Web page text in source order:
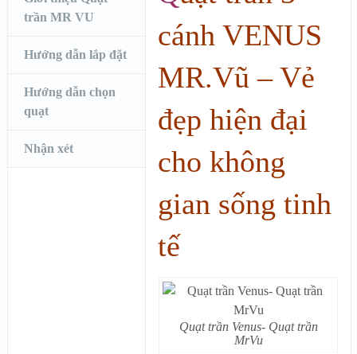
trần MR VU
Hướng dẫn lắp đặt
Hướng dẫn chọn
quạt
Nhận xét
cánh VENUS
MR.Vũ – Vẻ
đẹp hiện đại
cho không
gian sống tinh
tế
Quạt trần Venus- Quạt trần
MrVu